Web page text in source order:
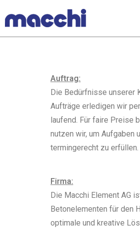
Auftrag:
Die Bedürfnisse unserer
Aufträge erledigen wir
laufend. Für faire Preise
nutzen wir, um Aufgaben
termingerecht zu erfüllen.
Firma:
Die Macchi Element AG
Betonelementen für den
optimale und kreative